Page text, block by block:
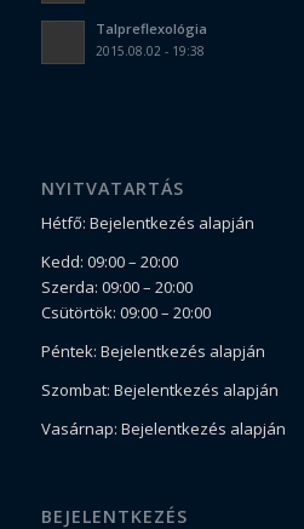
Talpreflexológia
2015.08.02 - 19:38
NYITVATARTÁS
Hétfő: Bejelentkezés alapján
Kedd: 09:00 – 20:00
Szerda: 09:00 – 20:00
Csütörtök: 09:00 – 20:00
Péntek: Bejelentkezés alapján
Szombat: Bejelentkezés alapján
Vasárnap: Bejelentkezés alapján
BEJELENTKEZÉS